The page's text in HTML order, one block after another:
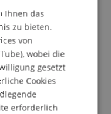
ihre Konzepte
Insgesamt
ACIC teil.
Joel D.
Müller,
gewann die
Ihnen das
zu bieten.
von
wobei die
gesetzt
Cookies
erforderlich